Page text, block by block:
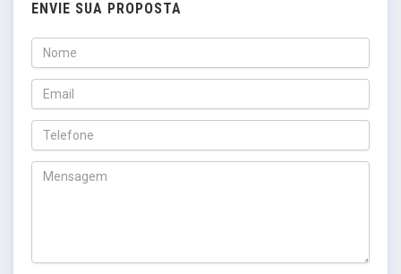
ENVIE SUA PROPOSTA